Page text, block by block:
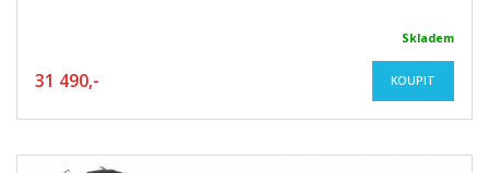
Skladem
31 490,- KOUPIT